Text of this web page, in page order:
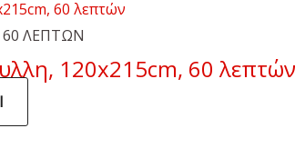
ΛΕΠΤΩΝ
120x215cm, 60